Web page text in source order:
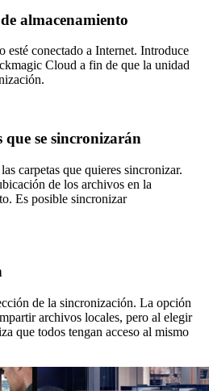
almacenamiento
esté conectado a Internet. Introduce
Cloud a fin de que la unidad
que se sincronizarán
carpetas que quieres sincronizar.
de los archivos en la
Es posible sincronizar
de la sincronización. La opción
archivos locales, pero al elegir
que todos tengan acceso al mismo